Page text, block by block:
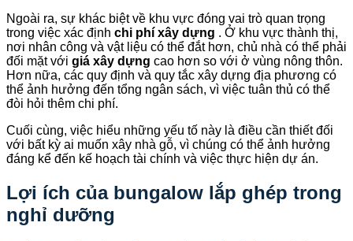
Ngoài ra, sự khác biệt về khu vực đóng vai trò quan trọng
trong việc xác định chi phí xây dựng . Ở khu vực thành thị,
nơi nhân công và vật liệu có thể đắt hơn, chủ nhà có thể phải
đối mặt với giá xây dựng cao hơn so với ở vùng nông thôn.
Hơn nữa, các quy định và quy tắc xây dựng địa phương có
thể ảnh hưởng đến tổng ngân sách, vì việc tuân thủ có thể
đòi hỏi thêm chi phí.
Cuối cùng, việc hiểu những yếu tố này là điều cần thiết đối
với bất kỳ ai muốn xây nhà gỗ, vì chúng có thể ảnh hưởng
đáng kể đến kế hoạch tài chính và việc thực hiện dự án.
Lợi ích của bungalow lắp ghép trong
nghỉ dưỡng